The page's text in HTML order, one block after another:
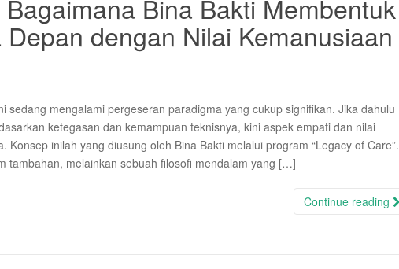
Bina Bakti Membentuk
dengan Nilai Kemanusiaan
sedang mengalami pergeseran paradigma yang cukup signifikan. Jika dahulu
ketegasan dan kemampuan teknisnya, kini aspek empati dan nilai
Konsep inilah yang diusung oleh Bina Bakti melalui program “Legacy of Care”.
tambahan, melainkan sebuah filosofi mendalam yang […]
Continue reading